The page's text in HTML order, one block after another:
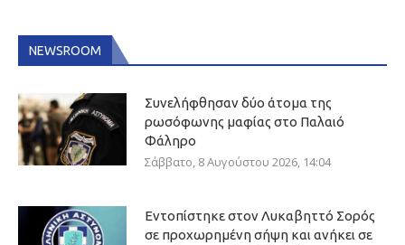
NEWSROOM
Συνελήφθησαν δύο άτομα της
ρωσόφωνης μαφίας στο Παλαιό
Φάληρο
Σάββατο, 8 Αυγούστου 2026, 14:04
Εντοπίστηκε στον Λυκαβηττό Σορός
σε προχωρημένη σήψη και ανήκει σε